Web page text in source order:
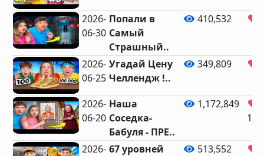
2026-
06-30
Попали в
Самый
Страшный..
410,532
2026-
06-25
Угадай Цену
Челлендж !..
349,809
2026-
06-20
Наша
Соседка-
Бабуля - ПРЕ..
1,172,849
2026- 67 уровней
513,552